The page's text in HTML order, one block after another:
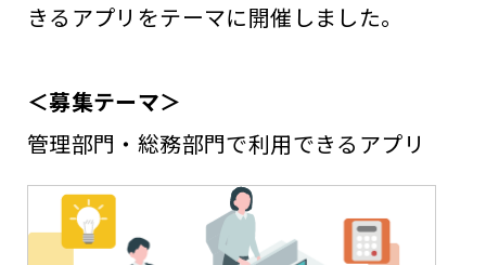
きるアプリをテーマに開催しました。
＜募集テーマ＞
管理部門・総務部門で利用できるアプリ